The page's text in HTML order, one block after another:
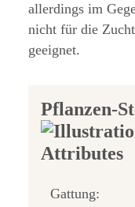
allerdings im
nicht für die
geeignet.
Pflanzen-
Gattung: